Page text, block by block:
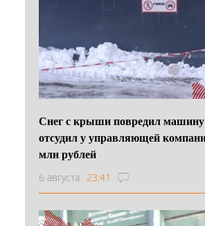
Снег с крыши повредил
отсудил у управляющей
млн рублей
6 августа 23:41